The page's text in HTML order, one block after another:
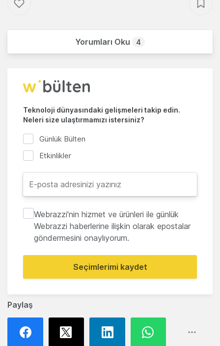
Paylaş
Yorumları Oku 4
Teknoloji dünyasındaki gelişmeleri takip edin.
Neleri size ulaştırmamızı istersiniz?
Günlük Bülten
Etkinlikler
Webrazzi'nin hizmet ve ürünleri ile günlük
Webrazzi haberlerine ilişkin olarak epostalar
göndermesini onaylıyorum.
Seçimlerimi kaydet